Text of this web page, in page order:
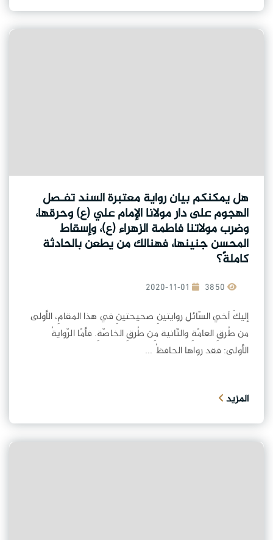
هل يمكنكم بيان رواية معتبرة السند تفـصل
الهجوم على دار مولانا الإمام علي (ع) وحرقها،
وضرب مولاتنا فاطمة الزهراء (ع)، وإسقاط
المحسن جنينها، فهنالك من يطعن بالحادثة
كاملةً؟
2020-11-01
إليكَ أخي السّائل روايتينِ صحيحتينِ في هذا المقامِ، الأولى
من طُرقِ العامّةِ والثّانية مِن طُرقِ الخاصّةِ. فأمّا الرّوايةُ
الأولى: فقد رواها الحافظُ ...
المزيد